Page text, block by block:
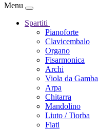
Menu
Spartiti
Pianoforte
Clavicembalo
Organo
Fisarmonica
Archi
Viola da Gamba
Arpa
Chitarra
Mandolino
Liuto / Tiorba
Fiati